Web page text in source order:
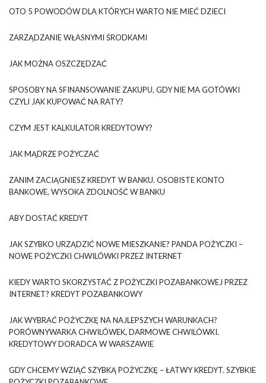
OTO 5 POWODÓW DLA KTÓRYCH WARTO NIE MIEĆ DZIECI
ZARZĄDZANIE WŁASNYMI ŚRODKAMI
JAK MOŻNA OSZCZĘDZAĆ
SPOSOBY NA SFINANSOWANIE ZAKUPU, GDY NIE MA GOTÓWKI
CZYLI JAK KUPOWAĆ NA RATY?
CZYM JEST KALKULATOR KREDYTOWY?
JAK MĄDRZE POŻYCZAĆ
ZANIM ZACIĄGNIESZ KREDYT W BANKU. OSOBISTE KONTO
BANKOWE, WYSOKA ZDOLNOŚĆ W BANKU
ABY DOSTAĆ KREDYT
JAK SZYBKO URZĄDZIĆ NOWE MIESZKANIE? PANDA POŻYCZKI –
NOWE POŻYCZKI CHWILÓWKI PRZEZ INTERNET
KIEDY WARTO SKORZYSTAĆ Z POŻYCZKI POZABANKOWEJ PRZEZ
INTERNET? KREDYT POZABANKOWY
JAK WYBRAĆ POŻYCZKĘ NA NAJLEPSZYCH WARUNKACH?
PORÓWNYWARKA CHWILÓWEK, DARMOWE CHWILÓWKI.
KREDYTOWY DORADCA W WARSZAWIE
GDY CHCEMY WZIĄĆ SZYBKĄ POŻYCZKĘ – ŁATWY KREDYT. SZYBKIE